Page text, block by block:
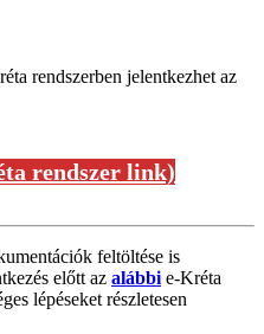
rendszerben jelentkezhet az
rendszer link)
feltöltése is
előtt az alábbie-Kréta
lépéseket részletesen